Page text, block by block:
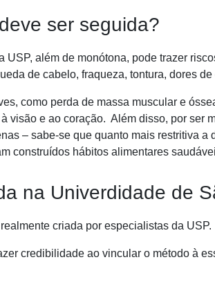
ser seguida?
além de monótona, pode trazer
de cabelo, fraqueza, tontura, dores
como perda de massa muscular e
visão e ao coração. Além disso, por ser
– sabe-se que quanto mais restritiva a
construídos hábitos alimentares
na Univerdidade de
criada por especialistas da USP.
credibilidade ao vincular o método à